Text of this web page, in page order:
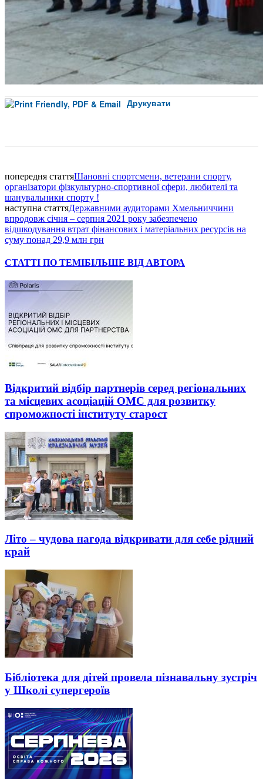
Друкувати
попередня статтяШановні спортсмени, ветерани спорту,
організатори фізкультурно-спортивної сфери, любителі та
шанувальники спорту !
наступна статтяДержавними аудиторами Хмельниччини
впродовж січня – серпня 2021 року забезпечено
відшкодування втрат фінансових і матеріальних ресурсів на
суму понад 29,9 млн грн
СТАТТІ ПО ТЕМІБІЛЬШЕ ВІД АВТОРА
Відкритий відбір партнерів серед регіональних
та місцевих асоціацій ОМС для розвитку
спроможності інституту старост
Літо – чудова нагода відкривати для себе рідний
край
Бібліотека для дітей провела пізнавальну зустріч
у Школі супергероїв